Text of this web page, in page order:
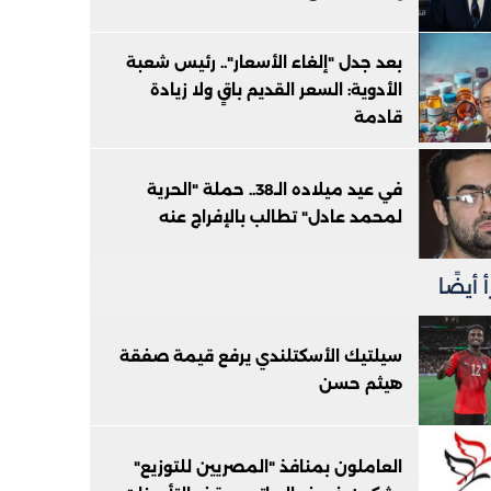
بعد جدل "إلغاء الأسعار".. رئيس شعبة
الأدوية: السعر القديم باقٍ ولا زيادة
قادمة
في عيد ميلاده الـ38.. حملة "الحرية
لمحمد عادل" تطالب بالإفراج عنه
أيضًا
سيلتيك الأسكتلندي يرفع قيمة صفقة
هيثم حسن
العاملون بمنافذ "المصريين للتوزيع"